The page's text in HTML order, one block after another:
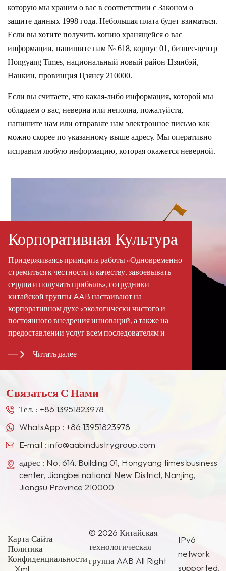
которую мы храним о вас в соответствии с Законом о
защите данных 1998 года. Небольшая плата будет взиматься.
Если вы хотите получить копию хранящейся о вас
информации, напишите нам № 618, корпус 01, бизнес-центр
Hongyang Times, национальный новый район Цзянбэй,
Нанкин, провинция Цзянсу 210000.
Если вы считаете, что какая-либо информация, которой мы
обладаем о вас, неверна или неполна, пожалуйста,
напишите нам или отправьте нам электронное письмо как
можно скорее по указанному выше адресу. Мы оперативно
исправим любую информацию, которая окажется неверной.
Корпоративная Культура
Придерживаясь принципа работы «Одновременно
стремиться к честности и качеству, завоевывать
сердца и получать прибыль», сотрудники
китайской группы AAB настаивают на
корпоративном духе «экологически чистого и
постоянного внедрения инноваций, а также на
предоставлении услуг всем последователям и
долгосрочными стабильными поставщиками для
многих гигантов лакокрасочной промышленности
Востоке, в Юго-Восточной Азии, Японии, Южной
Корее и других странах и регионах.
Читать далее
Связаться С Нами
Тел. : +86 13951823978
WhatsApp : +86 13951823978
E-mail : info@aabindustrygroup.com
адрес : No. 614, Building 01, Hongyang times business
center, Jiangbei national New District, Nanjing,
Jiangsu Province 210000
Карта Сайта
Политика
Конфиденциальности
Xml
© 2026 Китайская
технологическая
группа AAB All Right
IPv6
network
supported.